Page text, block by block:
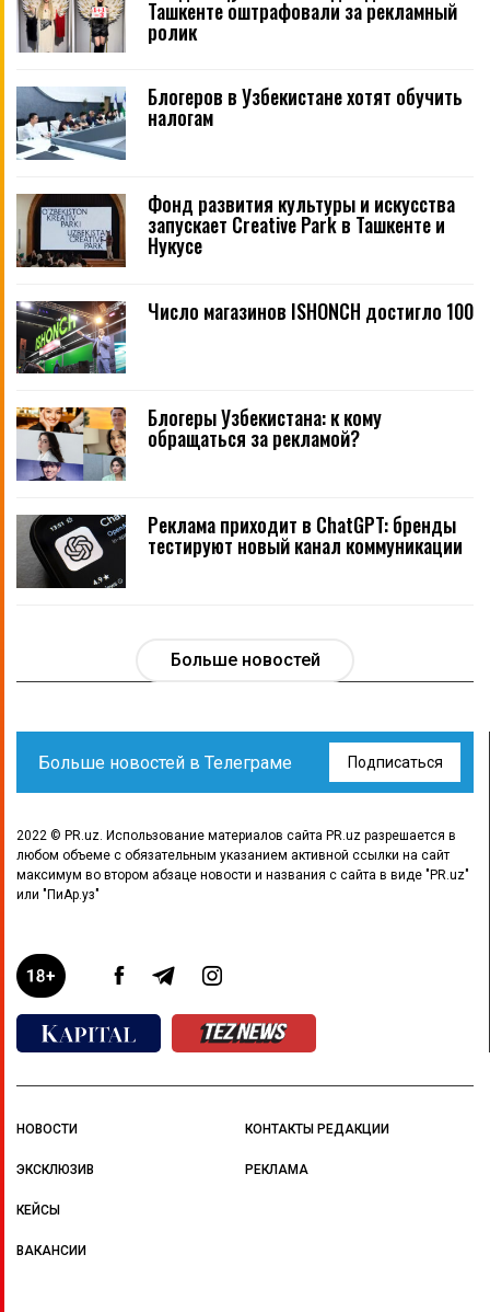
Ташкенте оштрафовали за рекламный
ролик
Блогеров в Узбекистане хотят обучить
налогам
Фонд развития культуры и искусства
запускает Creative Park в Ташкенте и
Нукусе
Число магазинов ISHONCH достигло 100
Блогеры Узбекистана: к кому
обращаться за рекламой?
Реклама приходит в ChatGPT: бренды
тестируют новый канал коммуникации
Больше новостей
Больше новостей в Телеграме Подписаться
2022 © PR.uz. Использование материалов сайта PR.uz разрешается в
любом объеме с обязательным указанием активной ссылки на сайт
максимум во втором абзаце новости и названия с сайта в виде "PR.uz"
или "ПиАр.уз"
НОВОСТИ
ЭКСКЛЮЗИВ
КЕЙСЫ
ВАКАНСИИ
КОНТАКТЫ РЕДАКЦИИ
РЕКЛАМА